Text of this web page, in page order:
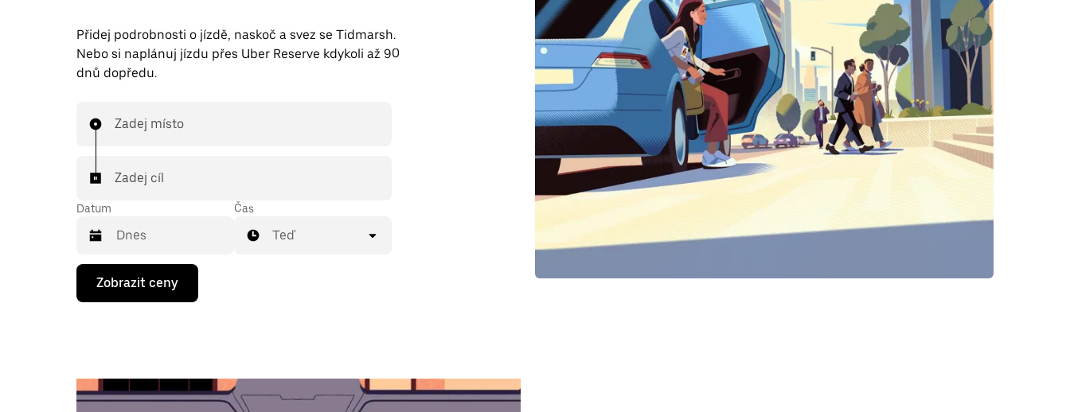
Přidej podrobnosti o jízdě, naskoč a svez se Tidmarsh.
Nebo si naplánuj jízdu přes Uber Reserve kdykoli až 90
dnů dopředu.
Zadej místo
Zadej cíl
Datum
Stisknutím
klávesy
se
vybrat
datum.
Čas
Teď
Zobrazit ceny